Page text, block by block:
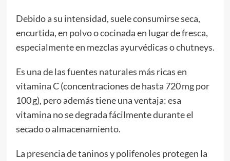
Debido a su intensidad, suele consumirse seca,
encurtida, en polvo o cocinada en lugar de fresca,
especialmente en mezclas ayurvédicas o chutneys.
Es una de las fuentes naturales más ricas en
vitamina C (concentraciones de hasta 720 mg por
100 g), pero además tiene una ventaja: esa
vitamina no se degrada fácilmente durante el
secado o almacenamiento.
La presencia de taninos y polifenoles protegen la